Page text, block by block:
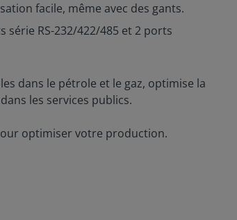
facile, même avec des gants.
RS-232/422/485 et 2 ports
dans le pétrole et le gaz, optimise la
les services publics.
optimiser votre production.